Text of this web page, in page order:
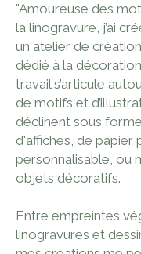
"Amoureuse des
la linogravure, j’ai
un atelier de
dédié à la
travail s’articule
de motifs et
déclinent sous
d'affiches, de papier
personnalisable, ou
objets décoratifs.
Entre empreintes
linogravures et